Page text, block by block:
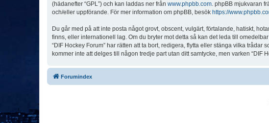
(hädanefter “GPL”) och kan laddas ner från www.phpbb.com. phpBB mjukvaran
och/eller uppförande. För mer information om phpBB, besök https://
Du går med på att inte posta något grovt, obscent, vulgärt, förtalande, hatiskt,
finns, eller internationell lag. Om du bryter mot detta så kan det leda till
“DIF Hockey Forum” har rätten att ta bort, redigera, flytta eller stänga vilka
kommer inte att delges till någon tredje part utan ditt samtycke, men varken
Forumindex